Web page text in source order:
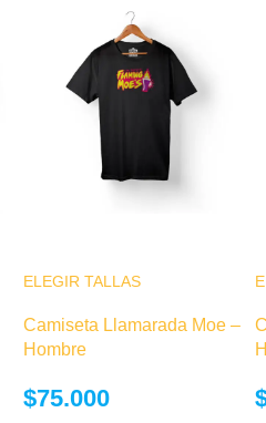
ELEGIR TALLAS
variantes. Las
Camiseta Llamarada Moe –
Hombre
$75.000